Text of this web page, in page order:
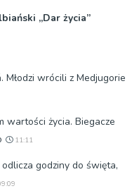
„Dar życia”
wrócili z Medjugorie
wartości życia. Biegacze
11:11
godziny do święta,